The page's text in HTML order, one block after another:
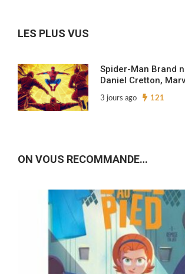
LES PLUS VUS
Spider-Man Brand
Daniel Cretton,
3 jours ago 121
ON VOUS RECOMMANDE…